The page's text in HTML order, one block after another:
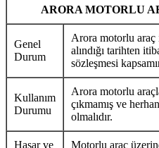
ARORA MOTORLU
Genel
Durum
Arora motorlu araç
alındığı tarihten
sözleşmesi
Kullanım
Durumu
Arora motorlu
çıkmamış ve
olmalıdır.
Hasar ve
Motorlu araç